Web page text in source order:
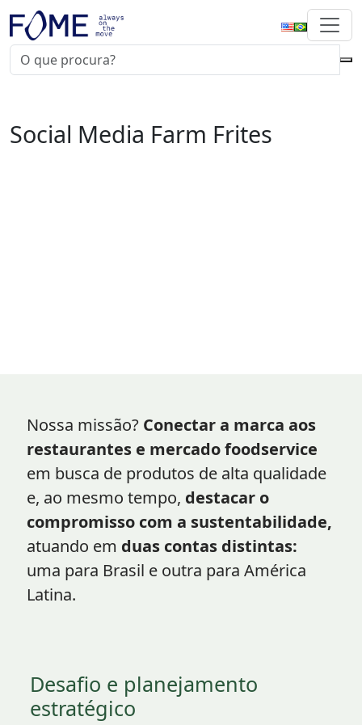
Social Media Farm Frites
Nossa missão? Conectar a marca aos
restaurantes e mercado foodservice
em busca de produtos de alta qualidade
e, ao mesmo tempo, destacar o
compromisso com a sustentabilidade,
atuando em duas contas distintas:
uma para Brasil e outra para América
Latina.
Desafio e planejamento
estratégico